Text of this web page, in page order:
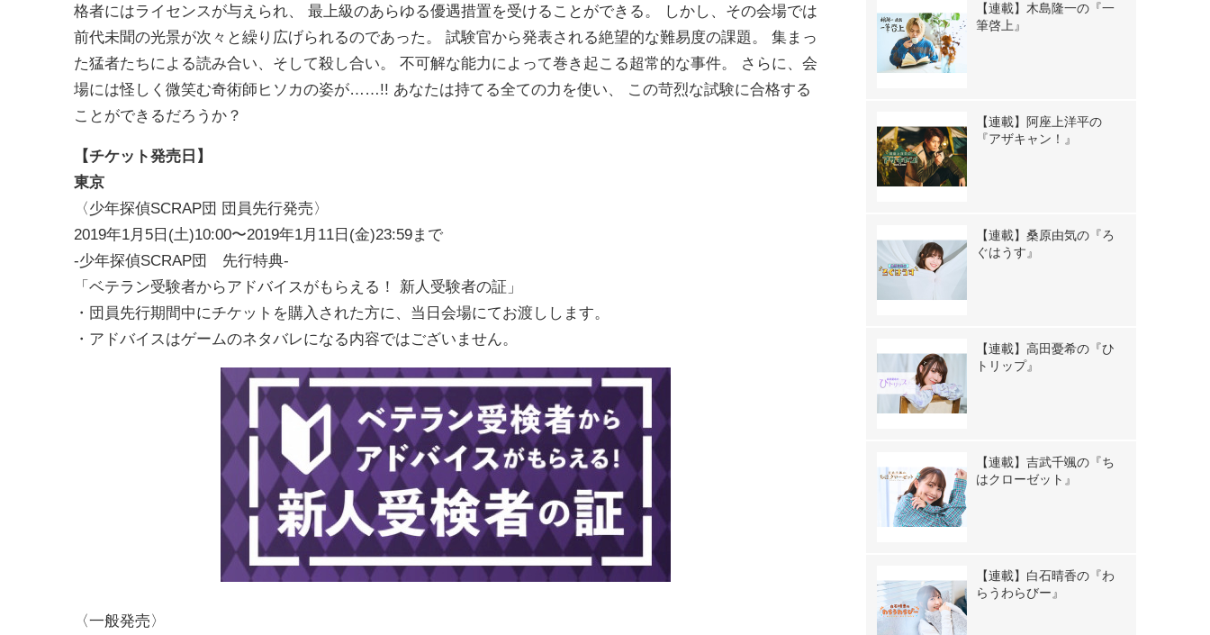
格者にはライセンスが与えられ、 最上級のあらゆる優遇措置を受けることができる。 しかし、その会場では
前代未聞の光景が次々と繰り広げられるのであった。 試験官から発表される絶望的な難易度の課題。 集まっ
た猛者たちによる読み合い、そして殺し合い。 不可解な能力によって巻き起こる超常的な事件。 さらに、会
場には怪しく微笑む奇術師ヒソカの姿が……!! あなたは持てる全ての力を使い、 この苛烈な試験に合格する
ことができるだろうか？
【チケット発売日】
東京
〈少年探偵SCRAP団 団員先行発売〉
2019年1月5日(土)10:00〜2019年1月11日(金)23:59まで
-少年探偵SCRAP団 先行特典-
「ベテラン受験者からアドバイスがもらえる！ 新人受験者の証」
・団員先行期間中にチケットを購入された方に、当日会場にてお渡しします。
・アドバイスはゲームのネタバレになる内容ではございません。
〈一般発売〉
【連載】木島隆一の『一
筆啓上』
【連載】阿座上洋平の
『アザキャン！』
【連載】桑原由気の『ろ
ぐはうす』
【連載】高田憂希の『ひ
トリップ』
【連載】吉武千颯の『ち
はクローゼット』
【連載】白石晴香の『わ
らうわらびー』